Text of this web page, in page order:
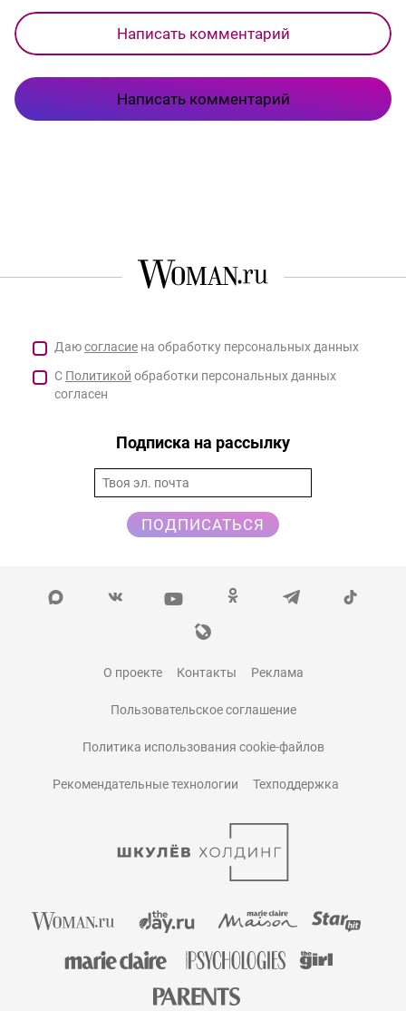
Написать комментарий
Написать комментарий
Даюсогласие на обработку персональных данных
С Политикой обработки персональных данных
согласен
Подписка на рассылку
ПОДПИСАТЬСЯ
О проекте Контакты Реклама
Пользовательское соглашение
Политика использования cookie-файлов
Рекомендательные технологии Техподдержка